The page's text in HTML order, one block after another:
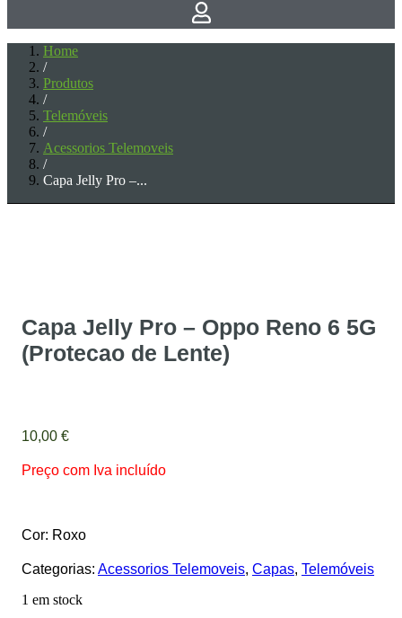
Home
/
Produtos
/
Telemóveis
/
Acessorios Telemoveis
/
Capa Jelly Pro –...
Capa Jelly Pro – Oppo Reno 6 5G
(Protecao de Lente)
10,00 €
Preço com Iva incluído
Cor: Roxo
Categorias: Acessorios Telemoveis, Capas, Telemóveis
1 em stock